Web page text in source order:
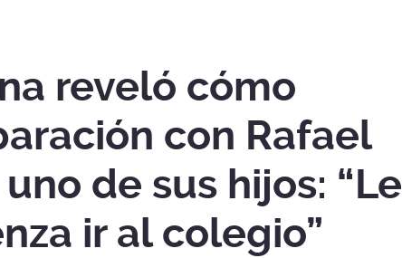
reveló cómo
con Rafael
de sus hijos: “Le
ir al colegio”